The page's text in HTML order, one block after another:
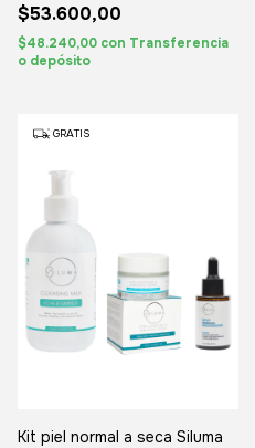
$53.600,00
$48.240,00 con Transferencia
o depósito
GRATIS
Kit piel normal a seca Siluma